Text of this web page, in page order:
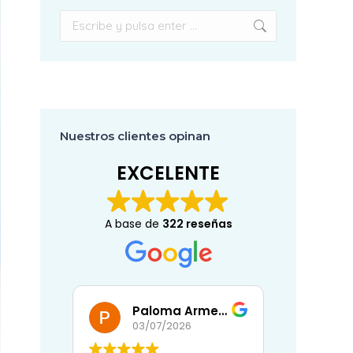
Nuestros clientes opinan
EXCELENTE
A base de 322 reseñas
Eli
02/07/2026